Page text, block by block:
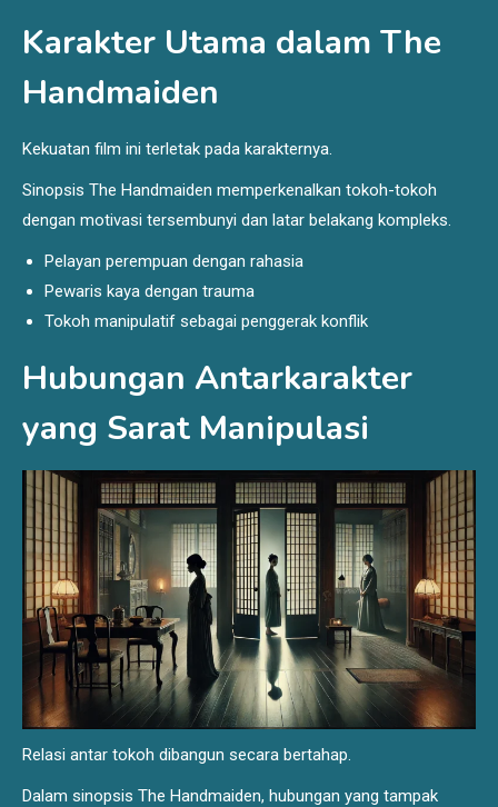
Karakter Utama dalam The
Handmaiden
Kekuatan film ini terletak pada karakternya.
Sinopsis The Handmaiden memperkenalkan tokoh-tokoh
dengan motivasi tersembunyi dan latar belakang kompleks.
Pelayan perempuan dengan rahasia
Pewaris kaya dengan trauma
Tokoh manipulatif sebagai penggerak konflik
Hubungan Antarkarakter
yang Sarat Manipulasi
Relasi antar tokoh dibangun secara bertahap.
Dalam sinopsis The Handmaiden, hubungan yang tampak